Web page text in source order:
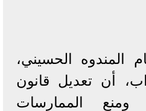
المندوه الحسيني،
أن تعديل قانون
ومنع الممارسات